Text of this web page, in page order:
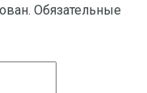
Обязательные